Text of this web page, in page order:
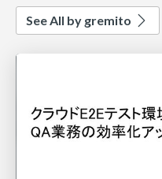
See All by gremito